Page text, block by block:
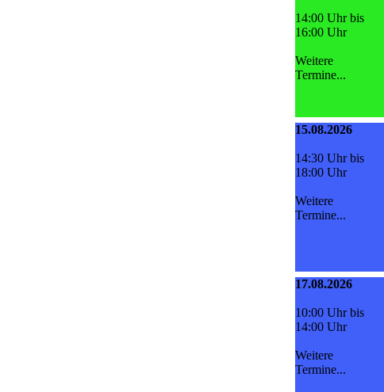
14:00 Uhr bis
16:00 Uhr
Weitere
Termine...
15.08.2026
14:30 Uhr bis
18:00 Uhr
Weitere
Termine...
17.08.2026
10:00 Uhr bis
14:00 Uhr
Weitere
Termine...